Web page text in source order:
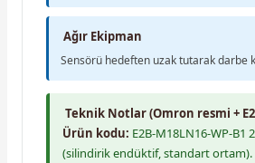
Ağır Ekipman
Sensörü hedeften uzak tutarak darbe
Teknik Notlar (Omron resmi +
Ürün kodu: E2B-M18LN16-WP-B1
(silindirik endüktif, standart ortam).